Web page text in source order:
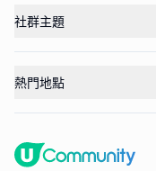
社群主題
熱門地點